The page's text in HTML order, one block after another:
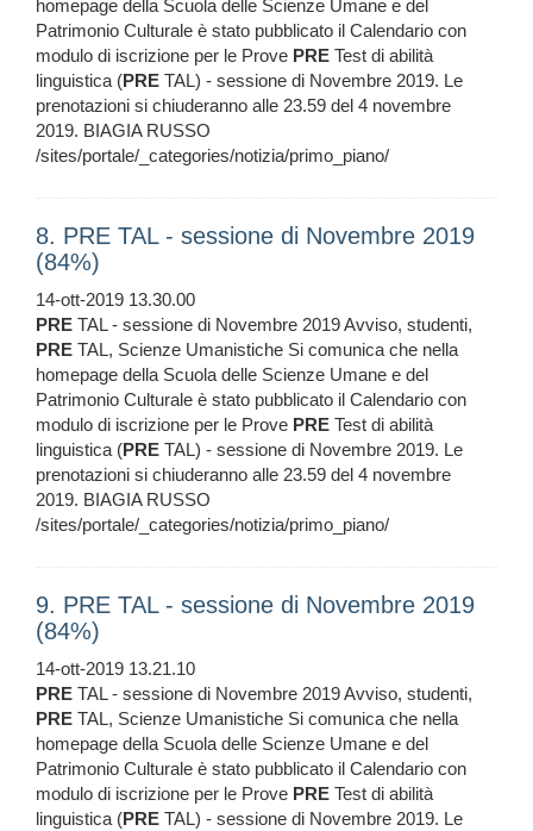
homepage della Scuola delle Scienze Umane e del
Patrimonio Culturale è stato pubblicato il Calendario con
modulo di iscrizione per le Prove PRE Test di abilità
linguistica (PRE TAL) - sessione di Novembre 2019. Le
prenotazioni si chiuderanno alle 23.59 del 4 novembre
2019. BIAGIA RUSSO
/sites/portale/_categories/notizia/primo_piano/
8. PRE TAL - sessione di Novembre 2019
(84%)
14-ott-2019 13.30.00
PRE TAL - sessione di Novembre 2019 Avviso, studenti,
PRE TAL, Scienze Umanistiche Si comunica che nella
homepage della Scuola delle Scienze Umane e del
Patrimonio Culturale è stato pubblicato il Calendario con
modulo di iscrizione per le Prove PRE Test di abilità
linguistica (PRE TAL) - sessione di Novembre 2019. Le
prenotazioni si chiuderanno alle 23.59 del 4 novembre
2019. BIAGIA RUSSO
/sites/portale/_categories/notizia/primo_piano/
9. PRE TAL - sessione di Novembre 2019
(84%)
14-ott-2019 13.21.10
PRE TAL - sessione di Novembre 2019 Avviso, studenti,
PRE TAL, Scienze Umanistiche Si comunica che nella
homepage della Scuola delle Scienze Umane e del
Patrimonio Culturale è stato pubblicato il Calendario con
modulo di iscrizione per le Prove PRE Test di abilità
linguistica (PRE TAL) - sessione di Novembre 2019. Le